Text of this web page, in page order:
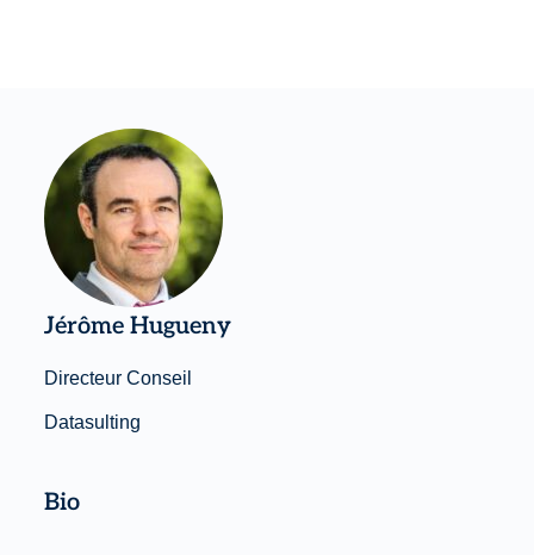
Jérôme Hugueny
Directeur Conseil
Datasulting
Bio